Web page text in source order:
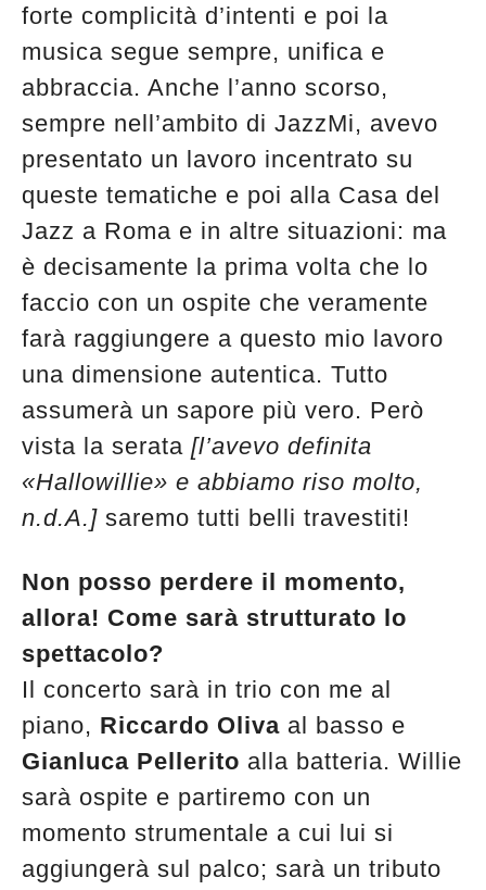
forte complicità d’intenti e poi la
musica segue sempre, unifica e
abbraccia. Anche l’anno scorso,
sempre nell’ambito di JazzMi, avevo
presentato un lavoro incentrato su
queste tematiche e poi alla Casa del
Jazz a Roma e in altre situazioni: ma
è decisamente la prima volta che lo
faccio con un ospite che veramente
farà raggiungere a questo mio lavoro
una dimensione autentica. Tutto
assumerà un sapore più vero. Però
vista la serata [l’avevo definita
«Hallowillie» e abbiamo riso molto,
n.d.A.] saremo tutti belli travestiti!
Non posso perdere il momento,
allora! Come sarà strutturato lo
spettacolo?
Il concerto sarà in trio con me al
piano, Riccardo Oliva al basso e
Gianluca Pellerito alla batteria. Willie
sarà ospite e partiremo con un
momento strumentale a cui lui si
aggiungerà sul palco; sarà un tributo